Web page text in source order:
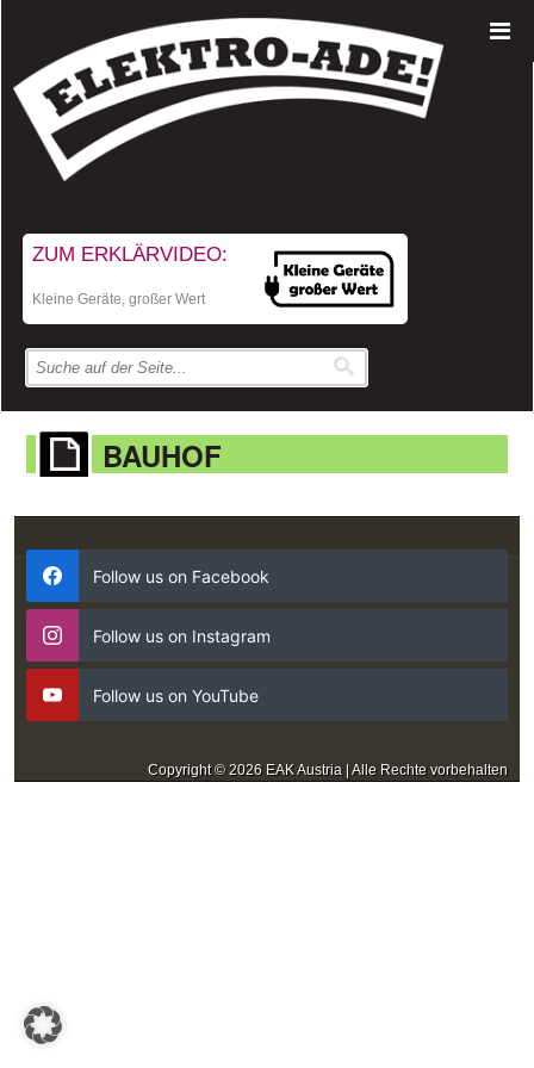
ZUM ERKLÄRVIDEO:
Kleine Geräte, großer Wert
BAUHOF
Follow us on Facebook
Follow us on Instagram
Follow us on YouTube
Copyright © 2026 EAK Austria | Alle Rechte vorbehalten